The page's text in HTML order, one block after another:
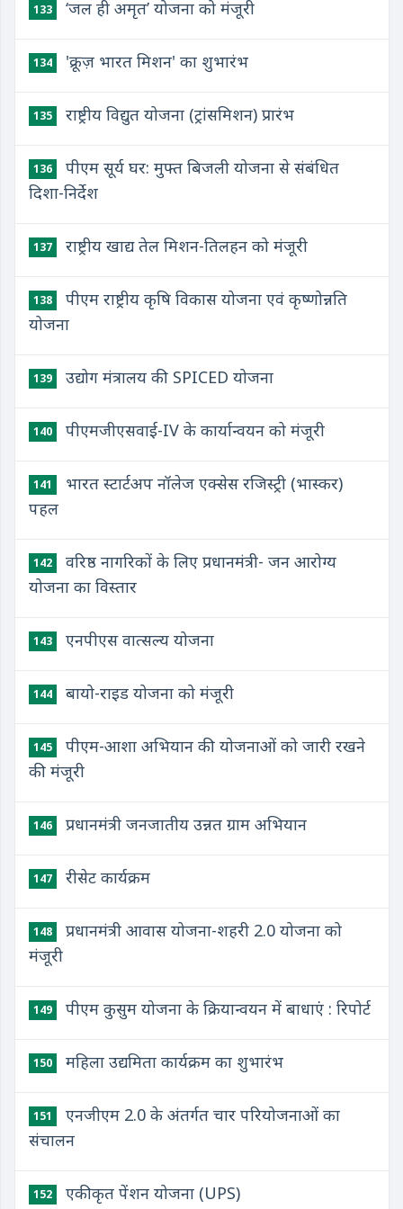
133 ‘जल ही अमृत’ योजना को मंजूरी
134 'क्रूज़ भारत मिशन' का शुभारंभ
135 ​राष्ट्रीय विद्युत योजना (ट्रांसमिशन) प्रारंभ
136
पीएम सूर्य घर: मुफ्त बिजली योजना से संबंधित
दिशा-निर्देश
137 राष्ट्रीय खाद्य तेल मिशन-तिलहन को मंजूरी
138
पीएम राष्ट्रीय कृषि विकास योजना एवं कृष्णोन्नति
योजना
139 उद्योग मंत्रालय की SPICED योजना
140 पीएमजीएसवाई-IV के कार्यान्वयन को मंजूरी
141
भारत स्टार्टअप नॉलेज एक्सेस रजिस्ट्री (भास्कर)
पहल
142
वरिष्ठ नागरिकों के लिए प्रधानमंत्री- जन आरोग्य
योजना का विस्तार
143 एनपीएस वात्सल्य योजना
144 बायो-राइड योजना को मंजूरी
145
पीएम-आशा अभियान की योजनाओं को जारी रखने
की मंजूरी
146 प्रधानमंत्री जनजातीय उन्नत ग्राम अभियान
147 ​रीसेट कार्यक्रम
148
​प्रधानमंत्री आवास योजना-शहरी 2.0 योजना को
मंजूरी
149 ​पीएम कुसुम योजना के क्रियान्वयन में बाधाएं : रिपोर्ट
150 ​महिला उद्यमिता कार्यक्रम का शुभारंभ
151
​एनजीएम 2.0 के अंतर्गत चार परियोजनाओं का
संचालन
152 ​एकीकृत पेंशन योजना (UPS)